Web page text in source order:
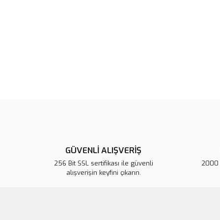
GÜVENLİ ALIŞVERİŞ
256 Bit SSL sertifikası ile güvenli
alışverişin keyfini çıkarın.
2000